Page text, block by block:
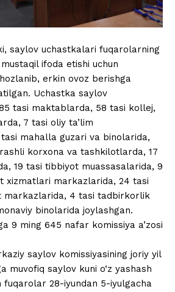
saylov uchastkalari fuqarolarning
ifoda etishi uchun
erkin ovoz berishga
Uchastka saylov
tasi maktablarda, 58 tasi kollej,
7 tasi oliy ta’lim
tasi mahalla guzari va binolarida,
korxona va tashkilotlarda, 17
19 tasi tibbiyot muassasalarida, 9
xizmatlari markazlarida, 24 tasi
markazlarida, 4 tasi tadbirkorlik
binolarida joylashgan.
9 ming 645 nafar komissiya a’zosi
saylov komissiyasining joriy yil
muvofiq saylov kuni o‘z yashash
fuqarolar 28-iyundan 5-iyulgacha